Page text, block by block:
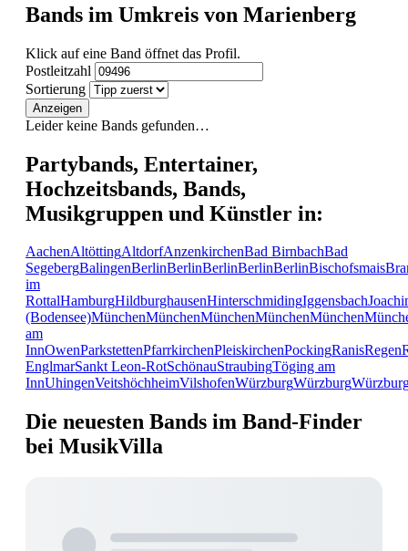
Bands im Umkreis von Marienberg
Klick auf eine Band öffnet das Profil.
Postleitzahl
Sortierung
Anzeigen
Leider keine Bands gefunden…
Partybands, Entertainer,
Hochzeitsbands, Bands,
Musikgruppen und Künstler in:
AachenAltöttingAltdorfAnzenkirchenBad BirnbachBad
SegebergBalingenBerlinBerlinBerlinBerlinBerlinBischofsmais
im
RottalHamburgHildburghausenHinterschmidingIggensbach
(Bodensee)MünchenMünchenMünchenMünchenMünchen
am
InnOwenParkstettenPfarrkirchenPleiskirchenPockingRanisRegen
EnglmarSankt Leon-RotSchönauStraubingTöging am
InnUhingenVeitshöchheimVilshofenWürzburgWürzburg
Die neuesten Bands im Band-Finder
bei MusikVilla